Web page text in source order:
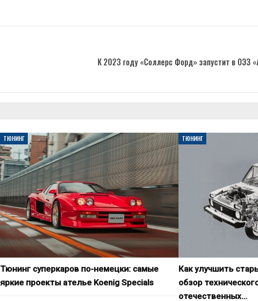
К 2023 году «Соллерс Форд» запустит в ОЭЗ
ТЮНИНГ
Тюнинг суперкаров по-немецки: самые
яркие проекты ателье Koenig Specials
ТЮНИНГ
Как улучшить
обзор
отечественных…